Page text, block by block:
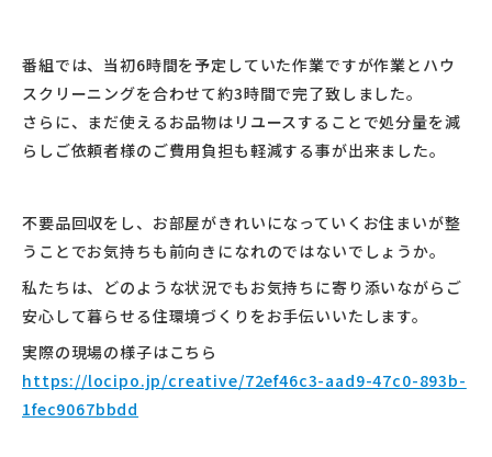
番組では、当初6時間を予定していた作業ですが作業とハウ
スクリーニングを合わせて約3時間で完了致しました。
さらに、まだ使えるお品物はリユースすることで処分量を減
らしご依頼者様のご費用負担も軽減する事が出来ました。
不要品回収をし、 お部屋がきれいになっていくお住まいが整
うことでお気持ちも前向きになれのではないでしょうか。
私たちは、どのような状況でもお気持ちに寄り添いながらご
安心して暮らせる住環境づくりをお手伝いいたします。
実際の現場の様子はこちら
https://locipo.jp/creative/72ef46c3-aad9-47c0-893b-
1fec9067bbdd